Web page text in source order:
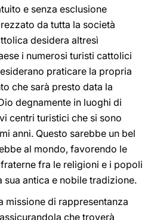
e senza esclusione
da tutta la società
desidera altresì
i numerosi turisti cattolici
praticare la propria
che sarà presto data la
degnamente in luoghi di
centri turistici che si sono
anni. Questo sarebbe un bel
al mondo, favorendo le
fra le religioni e i popoli
sua antica e nobile tradizione.
missione di rappresentanza
che troverà